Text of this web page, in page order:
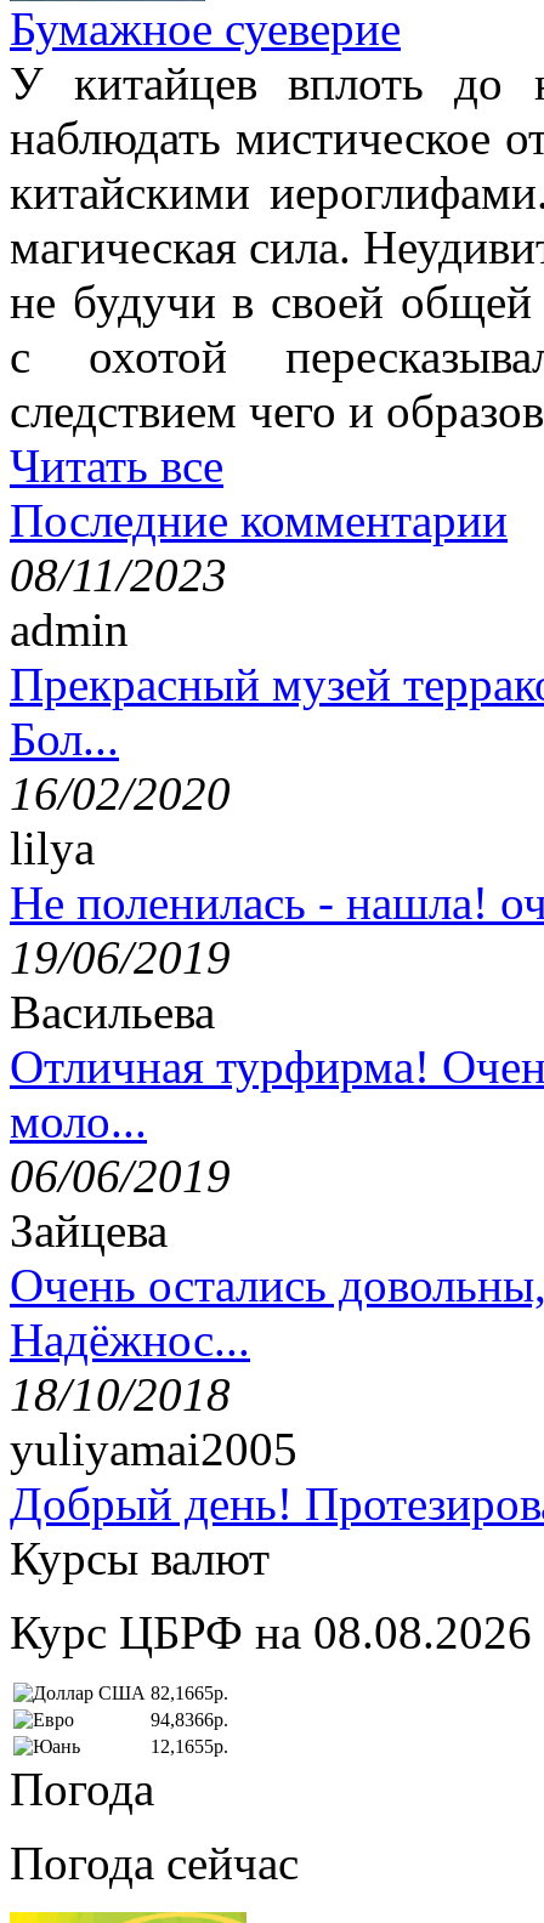
Бумажное суеверие
У китайцев вплоть до
наблюдать мистическое
китайскими
магическая сила.
не будучи в своей
с охотой
следствием чего и
Читать все
Последние комментарии
08/11/2023
admin
Прекрасный музей
Бол...
16/02/2020
lilya
Не поленилась - нашла!
19/06/2019
Васильева
Отличная турфирма!
моло...
06/06/2019
Зайцева
Очень остались
Надёжнос...
18/10/2018
yuliyamai2005
Добрый день!
Курсы валют
Курс ЦБРФ на 08.08.2026
82,1665р.
94,8366р.
12,1655р.
Погода
Погода сейчас